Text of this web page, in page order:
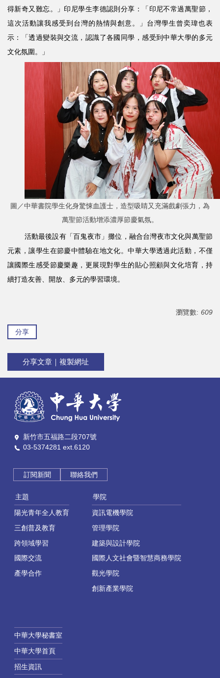
得新奇又難忘。」印尼學生李德認則分享：「印尼不常過萬聖節，
這次活動讓我感受到台灣的熱情與創意。」台灣學生曾奕瑋也表
示：「透過變裝與交流，認識了各國同學，感受到中華大學的多元
文化氛圍。」
圖／中華書院學生化身驚悚血護士，造型吸睛又充滿戲劇張力，為
萬聖節活動增添濃厚節慶氣氛。
活動最後設有「百鬼夜市」攤位，融合台灣夜市文化與萬聖節
元素，讓學生在節慶中體驗在地文化。中華大學透過此活動，不僅
讓國際生感受節慶樂趣，更展現對學生的貼心照顧與文化培育，持
續打造友善、開放、多元的學習環境。
瀏覽數: 609
分享
分享文章｜複製網址
新竹市五福路二段707號
03-5374281 ext.6120
訂閱新聞 聯絡我們
主題
陽光青年全人教育
三創普及教育
跨領域學習
國際交流
產學合作
學院
資訊電機學院
管理學院
建築與設計學院
國際人文社會暨智慧商務學院
觀光學院
創新產業學院
中華大學秘書室
中華大學首頁
招生資訊